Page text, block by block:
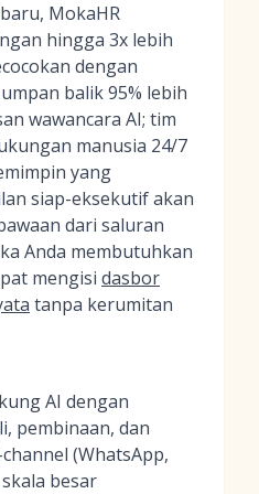
MokaHR
hingga 3x lebih
dengan
balik 95% lebih
wawancara AI; tim
manusia 24/7
yang
siap-eksekutif akan
dari saluran
Anda membutuhkan
mengisi dasbor
tanpa kerumitan
AI dengan
pembinaan, dan
(WhatsApp,
besar